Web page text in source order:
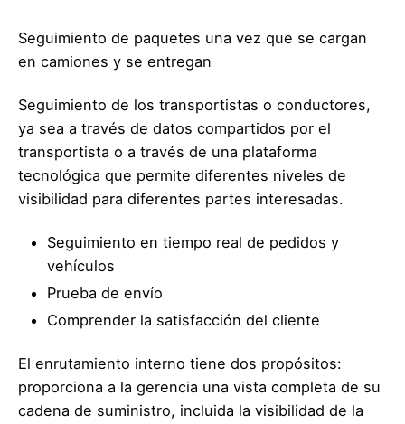
Seguimiento de paquetes una vez que se cargan
en camiones y se entregan
Seguimiento de los transportistas o conductores,
ya sea a través de datos compartidos por el
transportista o a través de una plataforma
tecnológica que permite diferentes niveles de
visibilidad para diferentes partes interesadas.
Seguimiento en tiempo real de pedidos y
vehículos
Prueba de envío
Comprender la satisfacción del cliente
El enrutamiento interno tiene dos propósitos:
proporciona a la gerencia una vista completa de su
cadena de suministro, incluida la visibilidad de la